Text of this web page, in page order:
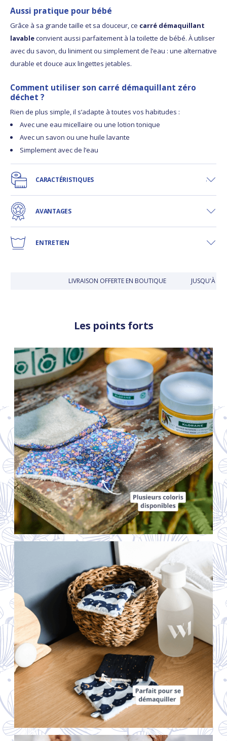
Aussi pratique pour bébé
Grâce à sa grande taille et sa douceur, ce carré démaquillant
lavableconvient aussi parfaitement à la toilette de bébé. À utiliser
avec du savon, du liniment ou simplement de l’eau : une alternative
durable et douce aux lingettes jetables.
Comment utiliser son carré démaquillant zéro
déchet ?
Rien de plus simple, il s’adapte à toutes vos habitudes :
Avec une eau micellaire ou une lotion tonique
Avec un savon ou une huile lavante
Simplement avec de l’eau
CARACTÉRISTIQUES
AVANTAGES
ENTRETIEN
LIVRAISON OFFERTE EN BOUTIQUE JUSQU'À 30
Les points forts